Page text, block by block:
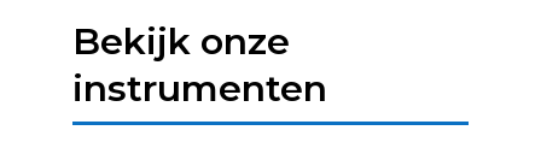
Bekijk onze
instrumenten